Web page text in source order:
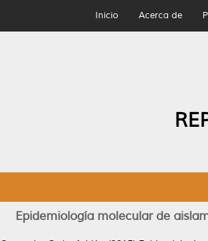
Inicio Acerca de
Epidemiología molecular de